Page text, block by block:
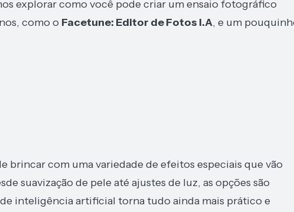
explorar como você pode criar um ensaio fotográfico
como o Facetune: Editor de Fotos I.A, e um
brincar com uma variedade de efeitos especiais que vão
suavização de pele até ajustes de luz, as opções são
inteligência artificial torna tudo ainda mais prático e